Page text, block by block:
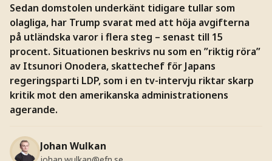
Sedan domstolen underkänt tidigare tullar som
olagliga, har Trump svarat med att höja avgifterna
på utländska varor i flera steg – senast till 15
procent. Situationen beskrivs nu som en ”riktig röra”
av Itsunori Onodera, skattechef för Japans
regeringsparti LDP, som i en tv-intervju riktar skarp
kritik mot den amerikanska administrationens
agerande.
Johan Wulkan